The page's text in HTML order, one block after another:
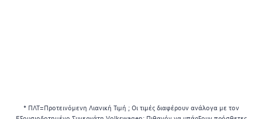
* ΠΛΤ=Προτεινόμενη Λιανική Τιμή ; Οι τιμές διαφέρουν ανάλογα με τον